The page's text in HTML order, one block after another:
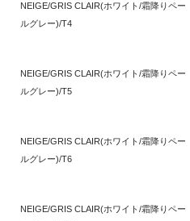
NEIGE/GRIS CLAIR(ホワイト/霜降りペー
ルグレー)/T4
NEIGE/GRIS CLAIR(ホワイト/霜降りペー
ルグレー)/T5
NEIGE/GRIS CLAIR(ホワイト/霜降りペー
ルグレー)/T6
NEIGE/GRIS CLAIR(ホワイト/霜降りペー